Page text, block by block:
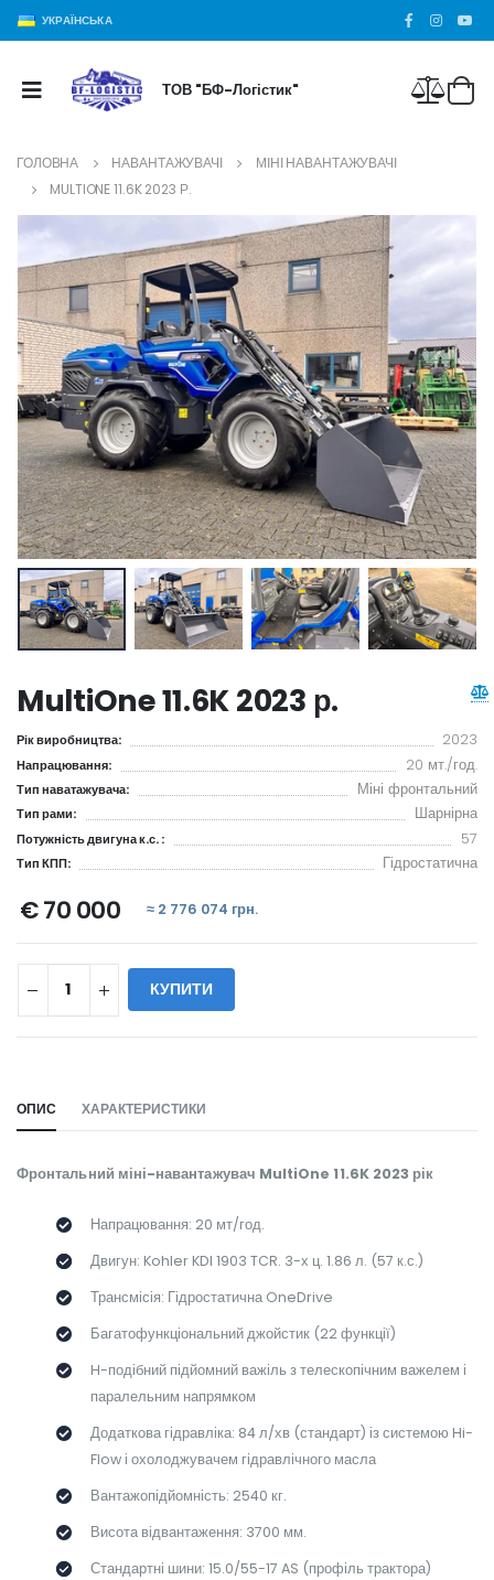
УКРАЇНСЬКА
ТОВ "БФ-Логістик"
ГОЛОВНА НАВАНТАЖУВАЧІ
МІНІ НАВАНТАЖУВАЧІ
MULTIONE 11.6K 2023 Р.
MultiOne 11.6K 2023 р.
Рік виробництва: 2023
Напрацювання: 20 мт./год.
Тип наватажувача: Міні фронтальний
Тип рами: Шарнірна
Потужність двигуна к.с. : 57
Тип КПП: Гідростатична
€ 70 000 ≈ 2 776 074 грн.
КУПИТИ
ОПИС ХАРАКТЕРИСТИКИ
Фронтальний міні-навантажувач MultiOne 11.6K 2023 рік
Напрацювання: 20 мт/год.
Двигун: Kohler KDI 1903 TCR. 3-х ц. 1.86 л. (57 к.с.)
Трансмісія: Гідростатична OneDrive
Багатофункціональний джойстик (22 функції)
H-подібний підйомний важіль з телескопічним важелем і
паралельним напрямком
Додаткова гідравліка: 84 л/хв (стандарт) із системою Hi-
Flow і охолоджувачем гідравлічного масла
Вантажопідйомність: 2540 кг.
Висота відвантаження: 3700 мм.
Стандартні шини: 15.0/55-17 AS (профіль трактора)